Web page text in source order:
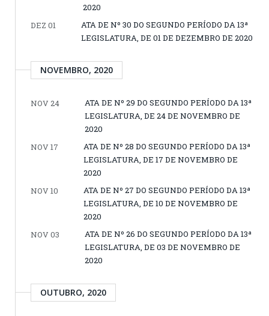
2020
DEZ 01
ATA DE Nº 30 DO SEGUNDO PERÍODO DA 13ª
LEGISLATURA, DE 01 DE DEZEMBRO DE 2020
NOVEMBRO, 2020
NOV 24
ATA DE Nº 29 DO SEGUNDO PERÍODO DA 13ª
LEGISLATURA, DE 24 DE NOVEMBRO DE
2020
NOV 17
ATA DE Nº 28 DO SEGUNDO PERÍODO DA 13ª
LEGISLATURA, DE 17 DE NOVEMBRO DE
2020
NOV 10
ATA DE Nº 27 DO SEGUNDO PERÍODO DA 13ª
LEGISLATURA, DE 10 DE NOVEMBRO DE
2020
NOV 03
ATA DE Nº 26 DO SEGUNDO PERÍODO DA 13ª
LEGISLATURA, DE 03 DE NOVEMBRO DE
2020
OUTUBRO, 2020